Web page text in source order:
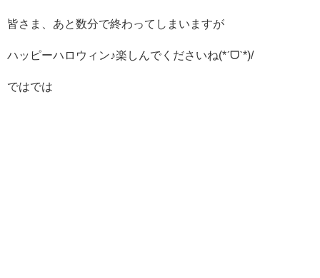
皆さま、あと数分で終わってしまいますが
ハッピーハロウィン♪楽しんでくださいね(*ˊᗜˋ*)/
ではでは